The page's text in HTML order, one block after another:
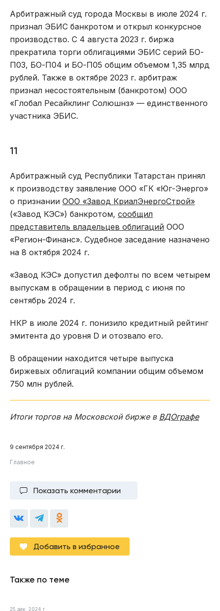
Арбитражный суд города Москвы в июле 2024 г.
признал ЭБИС банкротом и открыл конкурсное
производство. С 4 августа 2023 г. биржа
прекратила торги облигациями ЭБИС серий БО-
П03, БО-П04 и БО-П05 общим объемом 1,35 млрд
рублей. Также в октябре 2023 г. арбитраж
признал несостоятельным (банкротом) ООО
«Глобал Ресайклинг Солюшнз» — единственного
участника ЭБИС.
11
Арбитражный суд Республики Татарстан принял
к производству заявление ООО «ГК «Юг-Энерго»
о признании ООО «Завод КриалЭнергоСтрой»
(«Завод КЭС») банкротом, сообщил
представитель владельцев облигаций ООО
«Регион-Финанс». Судебное заседание назначено
на 8 октября 2024 г.
«Завод КЭС» допустил дефолты по всем четырем
выпускам в обращении в период с июня по
сентябрь 2024 г.
НКР в июле 2024 г. понизило кредитный рейтинг
эмитента до уровня D и отозвало его.
В обращении находится четыре выпуска
биржевых облигаций компании общим объемом
750 млн рублей.
Итоги торгов на Московской бирже в ВДОграфе
9 сентября 2024 г.
Главное
Показать комментарии
Добавить в избранное
Также по теме
25 дек. 2024 г.